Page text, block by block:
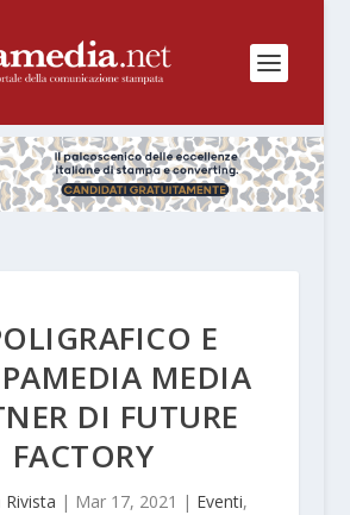
E
MEDIA
DI FUTURE
FACTORY
Rivista | Mar 17, 2021 | Eventi,